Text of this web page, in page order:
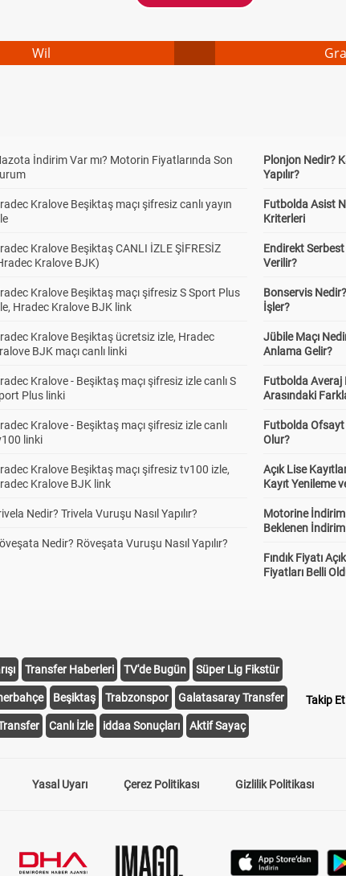
Wil
İndirim Var mı? Motorin Fiyatlarında Son
Kralove Beşiktaş maçı şifresiz canlı yayın
Kralove Beşiktaş CANLI İZLE ŞİFRESİZ
Kralove BJK)
Kralove Beşiktaş maçı şifresiz S Sport Plus
Hradec Kralove BJK link
Kralove Beşiktaş ücretsiz izle, Hradec
BJK maçı canlı linki
Kralove - Beşiktaş maçı şifresiz izle canlı S
Plus linki
Kralove - Beşiktaş maçı şifresiz izle canlı
linki
Kralove Beşiktaş maçı şifresiz tv100 izle,
Kralove BJK link
Nedir? Trivela Vuruşu Nasıl Yapılır?
Nedir? Röveşata Vuruşu Nasıl Yapılır?
Plonjon Nedir?
Yapılır?
Futbolda Asist
Kriterleri
Endirekt
Verilir?
Bonservis
İşler?
Jübile Maçı
Anlama Gelir?
Futbolda Averaj
Arasındaki
Futbolda Ofsayt
Olur?
Açık Lise
Kayıt Yenileme
Motorine İndirim
Beklenen
Fındık Fiyatı
Fiyatları Belli
Transfer Haberleri TV'de Bugün Süper Lig Fikstür
Beşiktaş Trabzonspor Galatasaray Transfer
Canlı İzle iddaa Sonuçları Aktif Sayaç
Takip Et
Yasal Uyarı Çerez Politikası Gizlilik Politikası